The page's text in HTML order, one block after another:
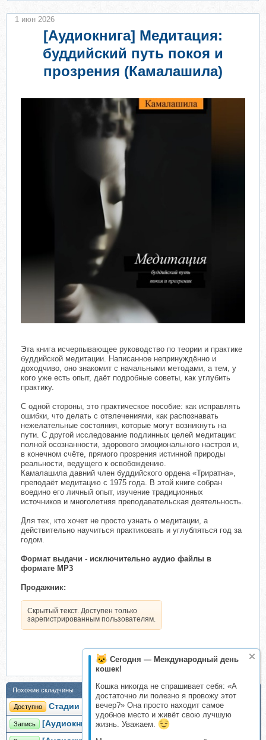
Сегодня — Международный день
кошек!
Кошка никогда не спрашивает себя: «А
достаточно ли полезно я провожу этот
вечер?» Она просто находит самое
удобное место и живёт свою лучшую
жизнь. Уважаем.
[Аудиокнига] Медитация:
буддийский путь покоя и
прозрения (Камалашила)
Эта книга исчерпывающее руководство по теории и практике
буддийской медитации. Написанное непринуждённо и
доходчиво, оно знакомит с начальными методами, а тем, у
кого уже есть опыт, даёт подробные советы, как углубить
практику.
С одной стороны, это практическое пособие: как исправлять
ошибки, что делать с отвлечениями, как распознавать
нежелательные состояния, которые могут возникнуть на
пути. С другой исследование подлинных целей медитации:
полной осознанности, здорового эмоционального настроя и,
в конечном счёте, прямого прозрения истинной природы
реальности, ведущего к освобождению.
Камалашила давний член буддийского ордена «Триратна»,
преподаёт медитацию с 1975 года. В этой книге собран
воедино его личный опыт, изучение традиционных
источников и многолетняя преподавательская деятельность.
Для тех, кто хочет не просто узнать о медитации, а
действительно научиться практиковать и углубляться год за
годом.
Формат выдачи - исключительно аудио файлы в
формате MP3
Продажник:
Скрытый текст. Доступен только
зарегистрированным пользователям.
1 июн 2026
Похожие складчины
Доступно Стадии медитации. Советы царю (Камалашила)
Запись [Аудиокнига] Прозрение (Марина Киреника)